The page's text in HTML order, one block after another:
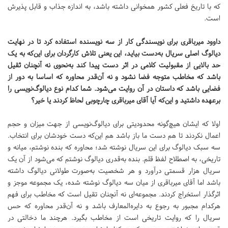
که با تاریخ فعلی کشور همخوانی داشته باشد، به اندازه جذاب و قابل‌ پذیرش
است.
داوود میرباقری برای نویسندگی کار از سه نویسنده استفاده کرد تا در نهایت
دیالوگ اصلی سریال به‌دست بیاید، این یعنی تلاش کارگردان برای این‌که به یک
حد بالایی از مقبولیت کلامی در اثر دست پیدا کند به‌نحوی نه آنچنان ثقیل
باشد که مخاطب متوجه فضا نشود و نه آن‌قدر محاوره که اساسا به دور از
فضایی باشد که داستان در آن روایت می‌شود. شما کدام نوع دیالوگ‌نویسی را
بر‌عهده داشتید و این‌که آیا آقای میرباقری چارچوبی لحاظ کردند یا خیر؟
اولا که ایشان هیچ‌گونه محدودیتی برای دیالوگ‌نویسی از جهت میزان و حجم
اعمال نکردند تا هم دست ما باز باشد هم این‌که دست خودشان برای انتخاب.
سه سبک دیالوگ برای این سریال نوشته شد؛ محاوره که بنده نوشتم، میانه و
تاریخی، به اصطلاح لفظ قلم. بنده به‌قدری دیالوگ نوشتم که می‌شود از آن یک
سریال هزار قسمتی درآورد و هر شخصیت به‌صورت طولانی دیالوگ داشته
باشد اما آقای میرباقری از میان سه دیالوگ نوشته شده، یک مجموعه موجز و
اثرگذار استخراج کردند. مجموعه‌ای نه آنچنان تقیل است که مخاطب برای فهم
هرکدام مجبور به رجوع به دایره‌المعارف باشد و نه آن‌قدر محاوره که حس
سریال را که روایت تاریخی است از مخاطب بگیرد. هرچند ما دخالتی در